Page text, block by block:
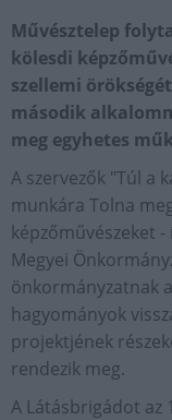
Művésztelep
kölesdi
szellemi
második
meg egyhetes
A szervezők "Túl a
munkára Tolna
képzőművészeket
Megyei
önkormányzatnak
hagyományok
projektjének
rendezik meg.
A Látásbrigádot az